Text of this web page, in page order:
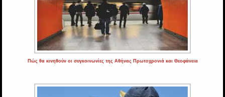
Πώς θα κινηθούν οι συγκοινωνίες της Αθήνας Πρωτοχρονιά και Θεοφάνεια